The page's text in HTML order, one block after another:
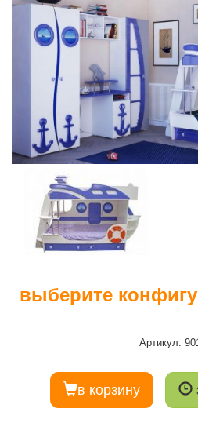
выберите
Артикул:
в корзину